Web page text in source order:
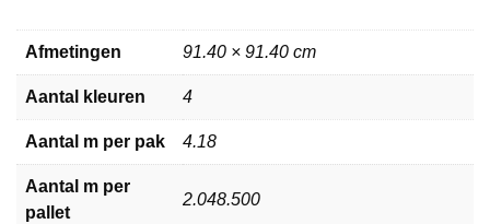
Afmetingen 91.40 × 91.40 cm
Aantal kleuren 4
Aantal m per pak 4.18
Aantal m per
pallet
2.048.500